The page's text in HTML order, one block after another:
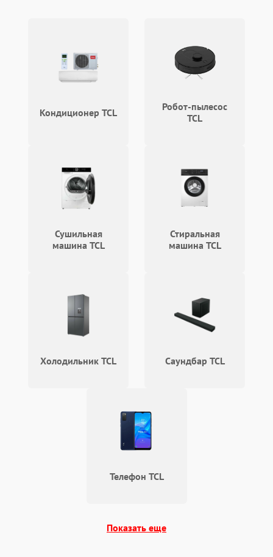
Кондиционер TCL
Робот-пылесос
TCL
Сушильная
машина TCL
Стиральная
машина TCL
Холодильник TCL Саундбар TCL
Телефон TCL
Показать еще